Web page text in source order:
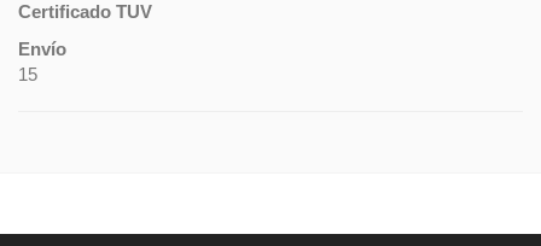
Certificado TUV
Envío
15